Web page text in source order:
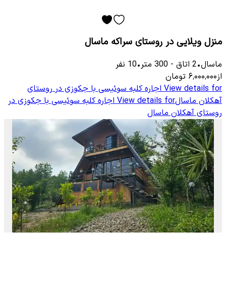
منزل ویلایی در روستای سراکه ماسال
ماسال•
2 اتاق -
300 متر•
10 نفر
از۶٬۰۰۰٬۰۰۰ تومان
View details for اجاره کلبه سوئیسی با جکوزی در روستای
آهکلان ماسالView details for اجاره کلبه سوئیسی با جکوزی در
روستای آهکلان ماسال